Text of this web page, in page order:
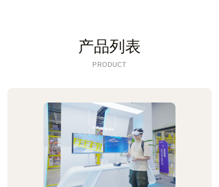
产品列表
PRODUCT